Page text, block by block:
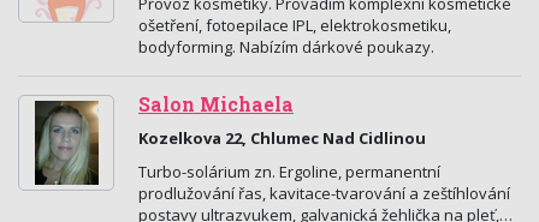
ošetření, fotoepilace IPL, elektrokosmetiku,
bodyforming. Nabízím dárkové poukazy.
Salon Michaela
Kozelkova 22, Chlumec Nad Cidlinou
Turbo-solárium zn. Ergoline, permanentní
prodlužování řas, kavitace-tvarování a zeštíhlování
postavy ultrazvukem, galvanická žehlička na pleť,…